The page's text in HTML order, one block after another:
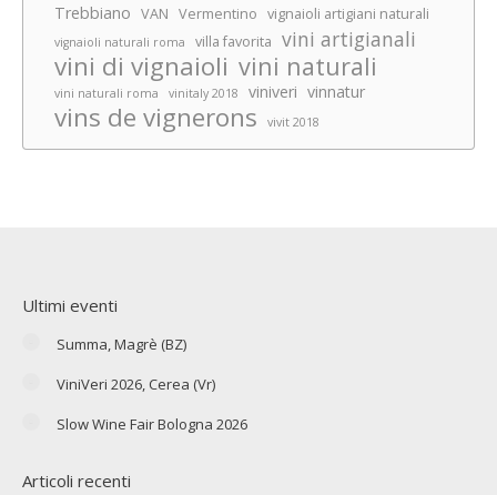
Trebbiano VAN Vermentino vignaioli artigiani naturali
vignaioli naturali roma villa favorita vini artigianali
vini di vignaioli vini naturali
vini naturali roma vinitaly 2018 viniveri vinnatur
vins de vignerons vivit 2018
Ultimi eventi
Summa, Magrè (BZ)
ViniVeri 2026, Cerea (Vr)
Slow Wine Fair Bologna 2026
Articoli recenti